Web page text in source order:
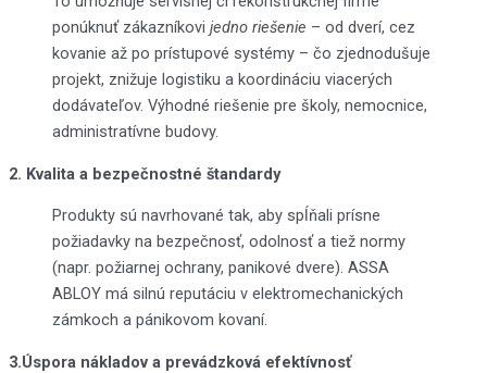
ponúknuť zákazníkovi jedno riešenie – od dverí, cez
kovanie až po prístupové systémy – čo zjednodušuje
projekt, znižuje logistiku a koordináciu viacerých
dodávateľov. Výhodné riešenie pre školy, nemocnice,
administratívne budovy.
2. Kvalita a bezpečnostné štandardy
Produkty sú navrhované tak, aby spĺňali prísne
požiadavky na bezpečnosť, odolnosť a tiež normy
(napr. požiarnej ochrany, panikové dvere). ASSA
ABLOY má silnú reputáciu v elektromechanických
zámkoch a pánikovom kovaní.
3.Úspora nákladov a prevádzková efektívnosť